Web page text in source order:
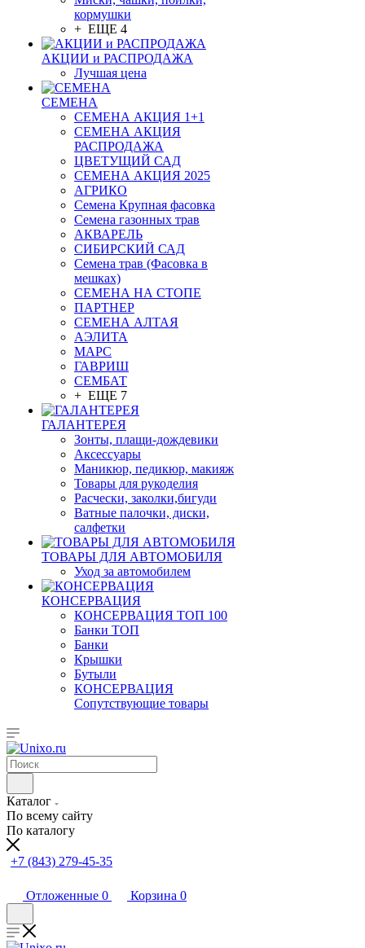
кормушки
+ ЕЩЕ 4
АКЦИИ и РАСПРОДАЖА
Лучшая цена
СЕМЕНА
СЕМЕНА АКЦИЯ 1+1
СЕМЕНА АКЦИЯ
РАСПРОДАЖА
ЦВЕТУЩИЙ САД
СЕМЕНА АКЦИЯ 2025
АГРИКО
Семена Крупная фасовка
Семена газонных трав
АКВАРЕЛЬ
СИБИРСКИЙ САД
Семена трав (Фасовка в
мешках)
СЕМЕНА НА СТОПЕ
ПАРТНЕР
СЕМЕНА АЛТАЯ
АЭЛИТА
МАРС
ГАВРИШ
СЕМБАТ
+ ЕЩЕ 7
ГАЛАНТЕРЕЯ
Зонты, плащи-дождевики
Аксессуары
Маникюр, педикюр, макияж
Товары для рукоделия
Расчески, заколки,бигуди
Ватные палочки, диски,
салфетки
ТОВАРЫ ДЛЯ АВТОМОБИЛЯ
Уход за автомобилем
КОНСЕРВАЦИЯ
КОНСЕРВАЦИЯ ТОП 100
Банки ТОП
Банки
Крышки
Бутыли
КОНСЕРВАЦИЯ
Сопутствующие товары
Каталог
По всему сайту
По каталогу
+7 (843) 279-45-35
Отложенные 0 Корзина 0